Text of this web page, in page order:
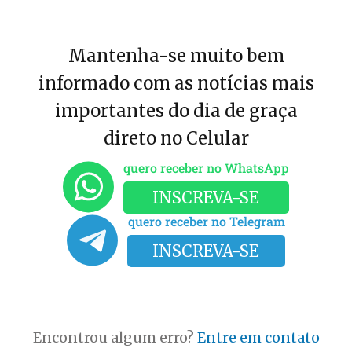
Mantenha-se muito bem
informado com as notícias mais
importantes do dia de graça
direto no Celular
quero receber no WhatsApp
INSCREVA-SE
quero receber no Telegram
INSCREVA-SE
Encontrou algum erro? Entre em contato